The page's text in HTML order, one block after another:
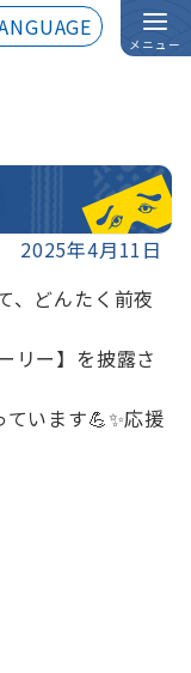
メニュー
2025年4月11日
、どんたく前夜
リー】を披露さ
います💪✨応援